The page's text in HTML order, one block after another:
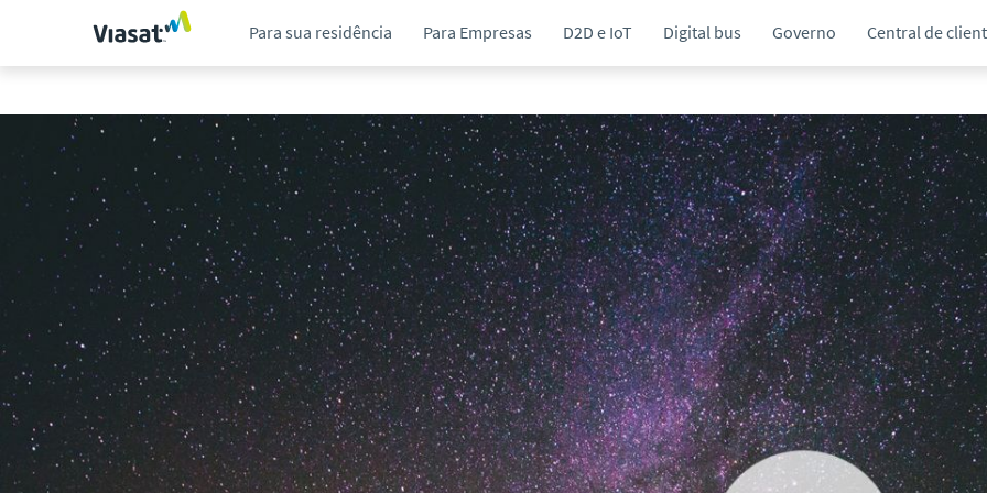
Para sua residência Para Empresas D2D e IoT Digital bus Governo Central de